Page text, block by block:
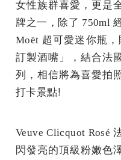
女性族群喜愛， 更是
牌之一，除了 750ml
Moët 超可愛迷你瓶
訂製酒嘴」，結合法
列， 相信將為喜愛拍
打卡景點!
Veuve Clicquot Rosé
閃發亮的頂級粉嫩色